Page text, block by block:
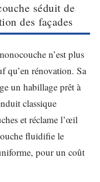
séduit de
des façades
n’est plus
qu’en rénovation. Sa
un habillage prêt à
classique
et réclame l’œil
fluidifie le
pour un coût